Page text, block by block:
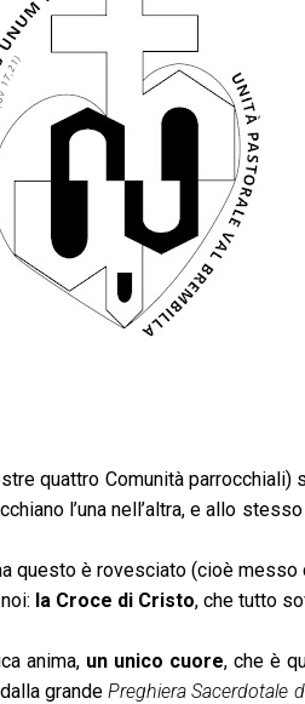
quattro Comunità
l’una nell’altra, e allo
questo è rovesciato (cioè
la Croce di Cristo, che tutto
anima, un unico cuore, che è
grandePreghiera Sacerdotale